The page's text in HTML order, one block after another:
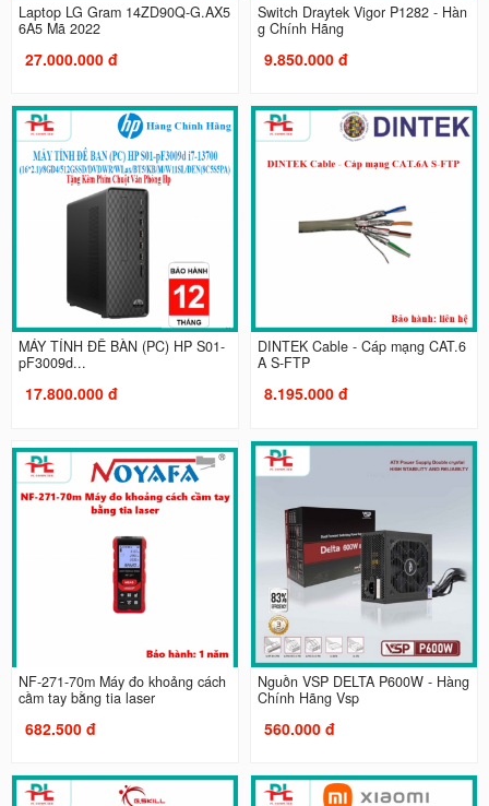
Laptop LG Gram 14ZD90Q-G.AX5
6A5 Mã 2022
27.000.000 đ
Switch Draytek Vigor P1282 - Hàn
g Chính Hãng
9.850.000 đ
MÁY TÍNH ĐỂ BÀN (PC) HP S01-
pF3009d...
17.800.000 đ
DINTEK Cable - Cáp mạng CAT.6
A S-FTP
8.195.000 đ
NF-271-70m Máy đo khoảng cách
cầm tay bằng tia laser
682.500 đ
Nguồn VSP DELTA P600W - Hàng
Chính Hãng Vsp
560.000 đ